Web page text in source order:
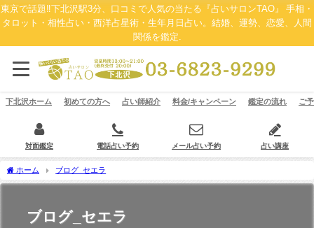
東京で話題‼下北沢駅3分、口コミで人気の当たる『占いサロンTAO』 手相・
タロット・相性占い・西洋占星術・生年月日占い。結婚、運勢、恋愛、人間
関係を鑑定.
下北沢ホーム 初めての方へ 占い師紹介 料金/キャンペーン 鑑定の流れ ご
対面鑑定 電話占い予約 メール占い予約 占い講座
ホーム ブログ_セエラ
ブログ_セエラ